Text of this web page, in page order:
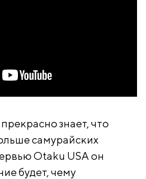
знает, что
самурайских
Otaku USA он
будет, чему